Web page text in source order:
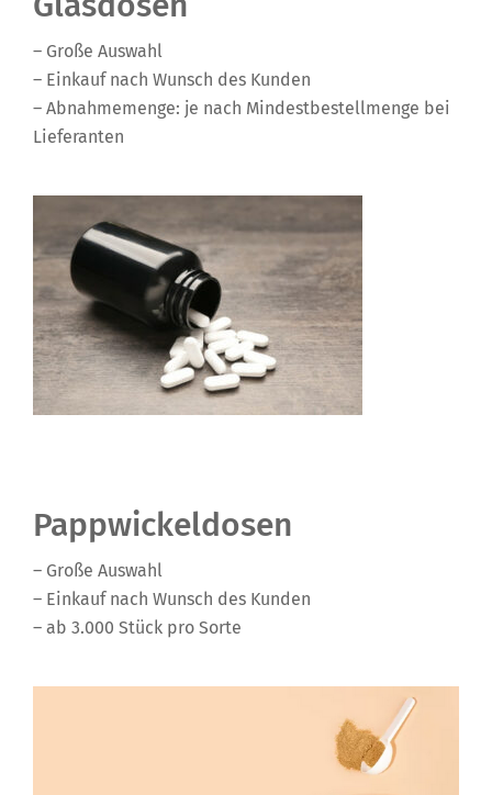
– Große Auswahl
– Einkauf nach Wunsch des Kunden
– Abnahmemenge: je nach Mindestbestellmenge bei
Lieferanten
Pappwickeldosen
– Große Auswahl
– Einkauf nach Wunsch des Kunden
– ab 3.000 Stück pro Sorte